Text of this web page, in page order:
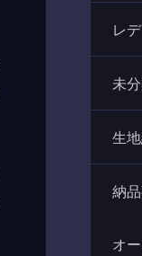
レ
未
生
納
オ